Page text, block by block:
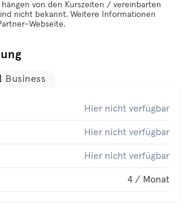
hängen von den Kurszeiten / vereinbarten
nicht bekannt. Weitere Informationen
Webseite.
Business
Hier nicht verfügbar
Hier nicht verfügbar
Hier nicht verfügbar
4 / Monat